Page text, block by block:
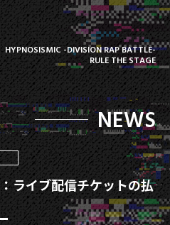
HYPNOSISMIC -DIVISION RAP BATTLE-
RULE THE STAGE
NEWS
ライブ配信チケットの払